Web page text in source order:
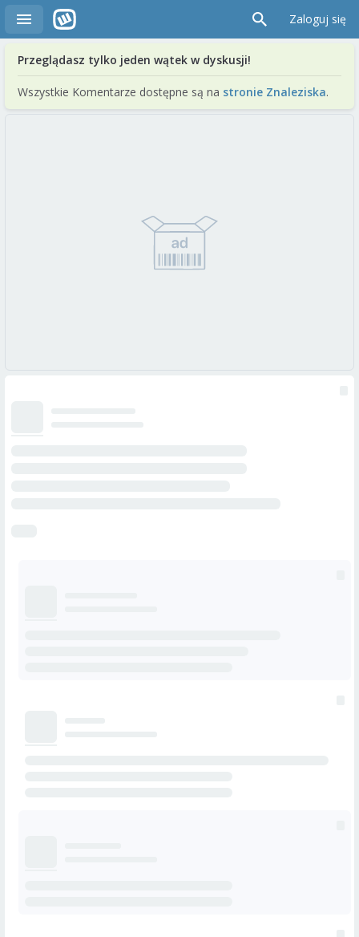
Zaloguj się
Przeglądasz tylko jeden wątek w dyskusji!
Wszystkie Komentarze dostępne są na stronie Znaleziska.